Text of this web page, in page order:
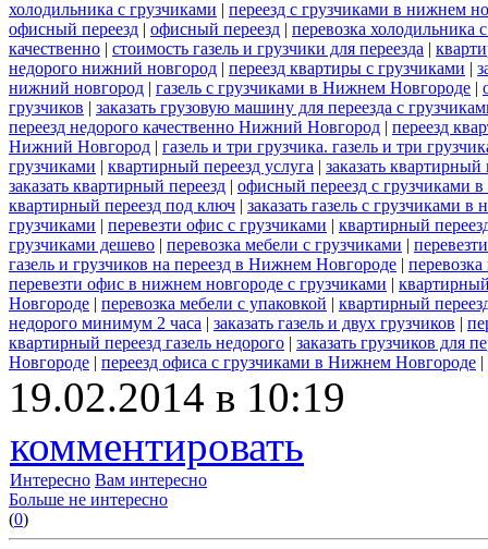
холодильника с грузчиками | переезд с грузчиками в нижнем
офисный переезд | офисный переезд | перевозка
качественно | стоимость газель и грузчики для переезда |
недорого нижний новгород | переезд квартиры с грузчиками |
нижний новгород | газель с грузчиками в Нижнем Новгороде |
грузчиков | заказать грузовую машину для переезда с
переезд недорого качественно Нижний Новгород | переезд
Нижний Новгород | газель и три грузчика. газель и три
грузчиками | квартирный переезд услуга | заказать
заказать квартирный переезд | офисный переезд с грузчиками
квартирный переезд под ключ | заказать газель с грузчиками
грузчиками | перевезти офис с грузчиками | квартирный
грузчиками дешево | перевозка мебели с грузчиками |
газель и грузчиков на переезд в Нижнем Новгороде |
перевезти офис в нижнем новгороде с грузчиками |
Новгороде | перевозка мебели с упаковкой | квартирный
недорого минимум 2 часа | заказать газель и двух грузчиков |
квартирный переезд газель недорого | заказать грузчиков для
Новгороде | переезд офиса с грузчиками в Нижнем Новгороде |
19.02.2014 в 10:19
комментировать
Интересно Вам интересно
Больше не интересно
(0)